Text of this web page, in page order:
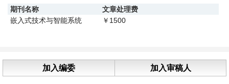
期刊名称
文章处理费
嵌入式技术与智能系统
￥ 1500
加入编委 加入审稿人